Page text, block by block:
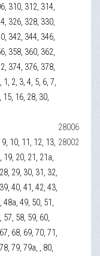
310, 312, 314,
326, 328, 330,
342, 344, 346,
358, 360, 362,
374, 376, 378,
2, 3, 4, 5, 6, 7,
15, 16, 28, 30,
28006
10, 11, 12, 13,
19, 20, 21, 21а,
29, 30, 31, 32,
40, 41, 42, 43,
48а, 49, 50, 51,
57, 58, 59, 60,
68, 69, 70, 71,
79, 79а, , 80,
28002